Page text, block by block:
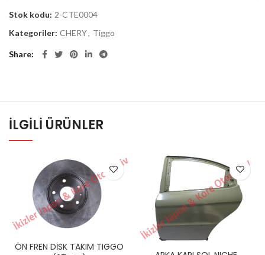
Stok kodu: 2-CTE0004
Kategoriler: CHERY, Tiggo
Share
İLGILI ÜRÜNLER
ÖN FREN DİSK TAKIM TIGGO